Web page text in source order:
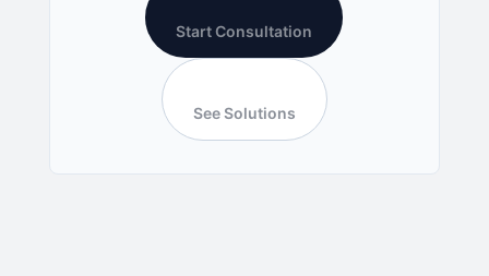
Start Consultation
See Solutions